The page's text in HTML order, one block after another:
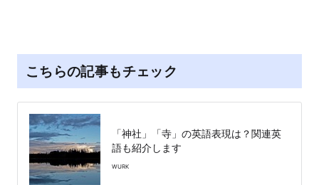
こちらの記事もチェック
「神社」「寺」の英語表現は？関連英
語も紹介します
WURK